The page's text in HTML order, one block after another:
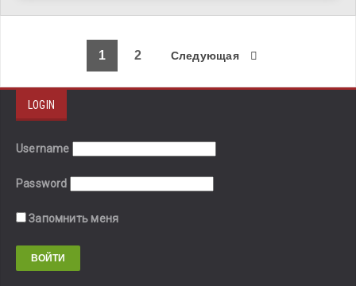
1 2 Следующая
LOGIN
Username
Password
Запомнить меня